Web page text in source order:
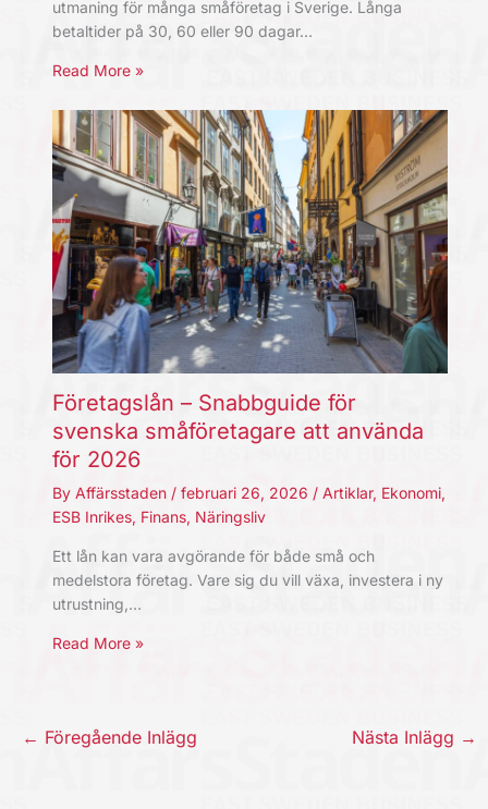
utmaning för många småföretag i Sverige. Långa
betaltider på 30, 60 eller 90 dagar…
Read More »
Företagslån – Snabbguide för
svenska småföretagare att använda
för 2026
By Affärsstaden / februari 26, 2026 / Artiklar, Ekonomi,
ESB Inrikes, Finans, Näringsliv
Ett lån kan vara avgörande för både små och
medelstora företag. Vare sig du vill växa, investera i ny
utrustning,…
Read More »
← Föregående Inlägg Nästa Inlägg →